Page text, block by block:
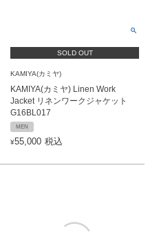
SOLD OUT
KAMIYA(カミヤ)
KAMIYA(カミヤ) Linen Work
Jacket リネンワークジャケット
G16BL017
MEN
¥55,000 税込